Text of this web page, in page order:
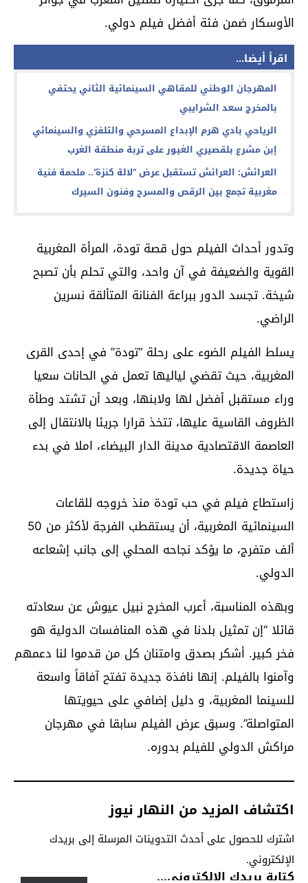
الأوسكار ضمن فئة أفضل فيلم دولي.
اقرأ أيضا...
المهرجان الوطني للمقاهي السينمائية الثاني يحتفي
بالمخرج سعد الشرايبي
الرياحي بادي هرم الإبداع المسرحي والتلفزي والسينمائي
إبن مشرع بلقصيري الغيور على تربة منطقة الغرب
العرائش: العرائش تستقبل عرض “لالة كنزة”.. ملحمة فنية
مغربية تجمع بين الرقص والمسرح وفنون السيرك
وتدور أحداث الفيلم حول قصة تودة، المرأة المغربية
القوية والضعيفة في آن واحد، والتي تحلم بأن تصبح
شيخة. تجسد الدور ببراعة الفنانة المتألقة نسرين
الراضي.
يسلط الفيلم الضوء على رحلة “تودة” في إحدى القرى
المغربية، حيث تقضي لياليها تعمل في الحانات سعيا
وراء مستقبل أفضل لها ولابنها، وبعد أن تشتد وطأة
الظروف القاسية عليها، تتخذ قرارا جريئا بالانتقال إلى
العاصمة الاقتصادية مدينة الدار البيضاء، املا في بدء
حياة جديدة.
زاستطاع فيلم في حب تودة منذ خروجه للقاعات
السينمائية المغربية، أن يستقطب الفرجة لأكثر من 50
ألف متفرج، ما يؤكد نجاحه المحلي إلى جانب إشعاعه
الدولي.
وبهذه المناسبة، أعرب المخرج نبيل عيوش عن سعادته
قائلا “إن تمثيل بلدنا في هذه المنافسات الدولية هو
فخر كبير. أشكر بصدق وامتنان كل من قدموا لنا دعمهم
وآمنوا بالفيلم. إنها نافذة جديدة تفتح آفاقاً واسعة
للسينما المغربية، و دليل إضافي على حيويتها
المتواصلة”. وسبق عرض الفيلم سابقا في مهرجان
مراكش الدولي للفيلم بدوره.
اكتشاف المزيد من النهار نيوز
اشترك للحصول على أحدث التدوينات المرسلة إلى بريدك
الإلكتروني.
كتابة بريدك الإلكتروني...